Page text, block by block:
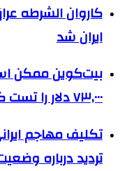
کاروان الشرطه
ایران شد
۷۳,۰۰۰ دلار را تست کند
تکلیف مهاجم
تردید درباره